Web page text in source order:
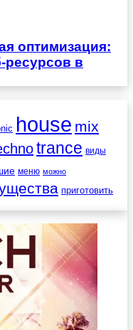
оптимизация:
ресурсов в
house mix
trance виды
меню можно
приготовить